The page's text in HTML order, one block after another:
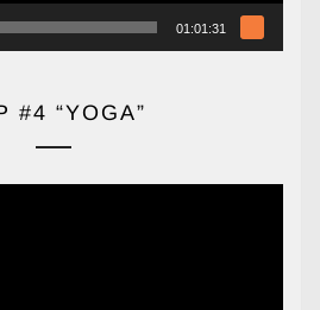
01:01:31
#4 “YOGA”